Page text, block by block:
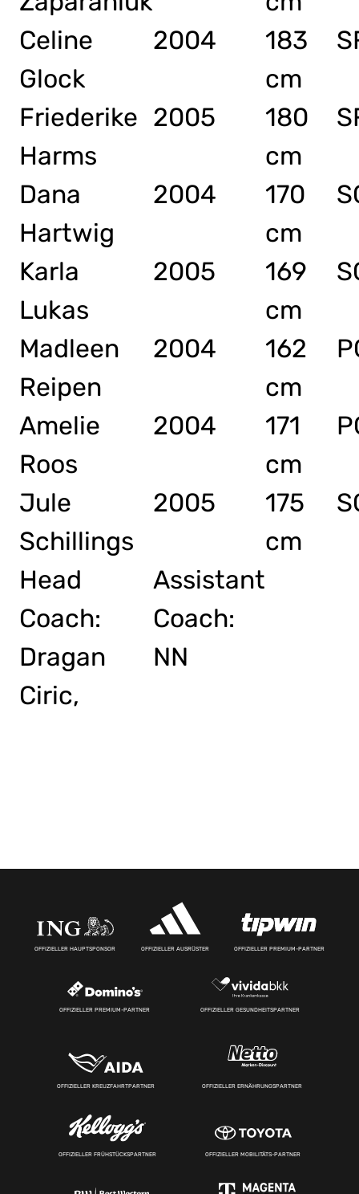
Celine
Glock
2004
183
cm
Friederike
Harms
2005
180
cm
Dana
Hartwig
2004
170
cm
Karla
Lukas
2005
169
cm
Madleen
Reipen
2004
162
cm
Amelie
Roos
2004
171
cm
Jule
Schillings
2005
175
cm
Head
Coach:
Dragan
Ciric,
Assistant
Coach:
NN
OFFIZIELLER HAUPTSPONSOR OFFIZIELLER AUSRÜSTER OFFIZIELLER PREMIUM-PARTNER
OFFIZIELLER PREMIUM-PARTNER OFFIZIELLER GESUNDHEITSPARTNER
OFFIZIELLER KREUZFAHRTPARTNER OFFIZIELLER ERNÄHRUNGSPARTNER
OFFIZIELLER FRÜHSTÜCKSPARTNER OFFIZIELLER MOBILITÄTS-PARTNER